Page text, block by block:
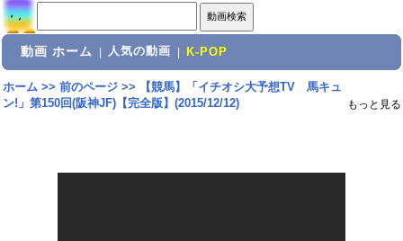
動画 ホーム 人気の動画 K-POP
ホーム>> 前のページ>>
【競馬】「イチオシ大予想TV 馬キュ
ン!」第150回(阪神JF)【完全版】(2015/12/12)
もっと見る